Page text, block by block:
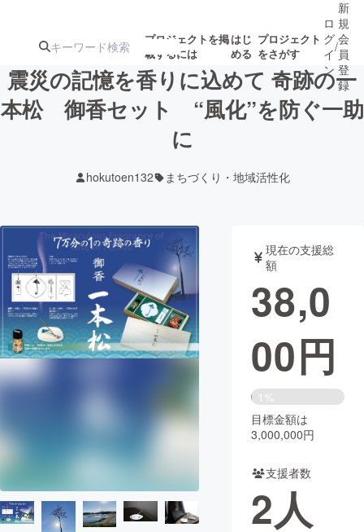
プロジェクトを掲
載するには
はじ
める
プロジェクト
をさがす
注目の新着プロ
テクノロジー・ガジェット
映像・映画 書籍・雑誌
ビジネス・起業 チャレンジ
CAMPFIRE Creation
コミュニティ
ロ
グ
イ
ン
/
新
規
会
員
登
録
震災の記憶を香りに込めて 奇跡の一
本松 御香セット “風化”を防ぐ一助
に
hokutoen132 まちづくり・地域活性化
現在の支援総
額
38,0
00円
1%
目標金額は
3,000,000円
支援者数
2人